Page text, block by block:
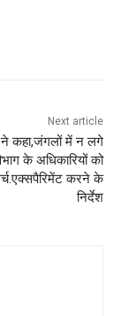
Next article
कहा,जंगलों में न लगे
के अधिकारियों को
करने के
निर्देश